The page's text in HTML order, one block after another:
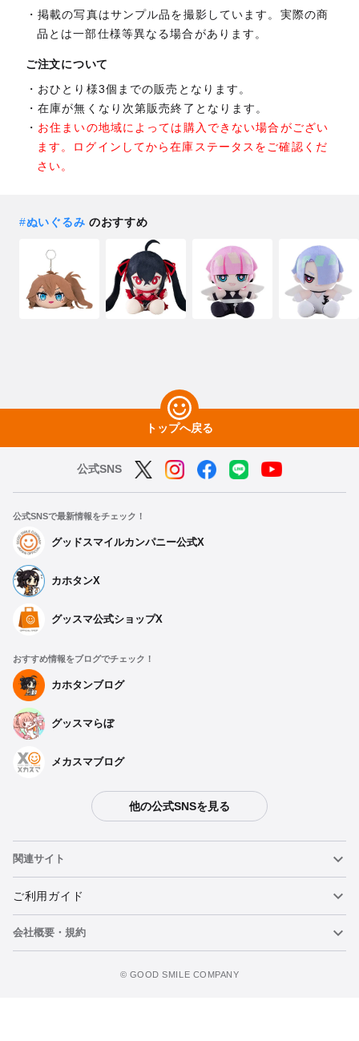
予約期間：2025年01月27日~2025年02月26日まで
2025年07月発売・お1人様3点まで
2025年07月発売・お1人様3点まで
掲載の写真はサンプル品を撮影しています。実際の商
品とは一部仕様等異なる場合があります。
ご注文について
おひとり様3個までの販売となります。
在庫が無くなり次第販売終了となります。
お住まいの地域によっては購入できない場合がござい
ます。ログインしてから在庫ステータスをご確認くだ
さい。
#ぬいぐるみ のおすすめ
トップへ戻る
公式SNS
公式SNSで最新情報をチェック！
グッドスマイルカンパニー公式X
カホタンX
グッスマ公式ショップX
おすすめ情報をブログでチェック！
カホタンブログ
グッスマらぼ
メカスマブログ
他の公式SNSを見る
関連サイト
ねんどろいど
ねんどろいどフェイスメーカー
ご利用ガイド
重要なお知らせ
会社概要・規約
©️ GOOD SMILE COMPANY